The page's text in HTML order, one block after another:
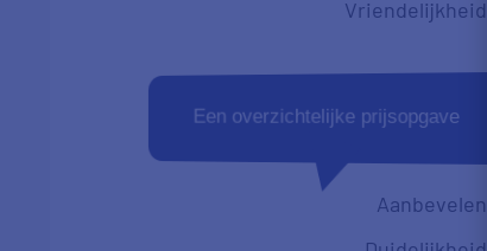
Vriendelijkheid
Een overzichtelijke prijsopgave
Aanbevelen